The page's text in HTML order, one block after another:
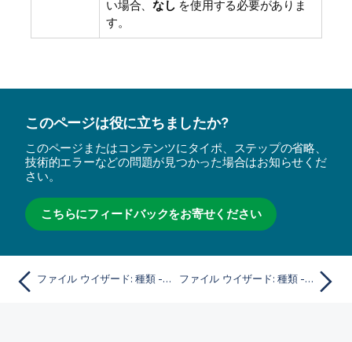
い場合、 なし を使用する必要がありま
す。
このページは役に立ちましたか?
このページまたはコンテンツにタイポ、ステップの省略、
技術的エラーなどの問題が見つかった場合はお知らせくだ
さい。
こちらにフィードバックをお寄せください
ファイル ウイザード: 種類 - DIF ファイル ウイザード: 種類 - Excel XLSX